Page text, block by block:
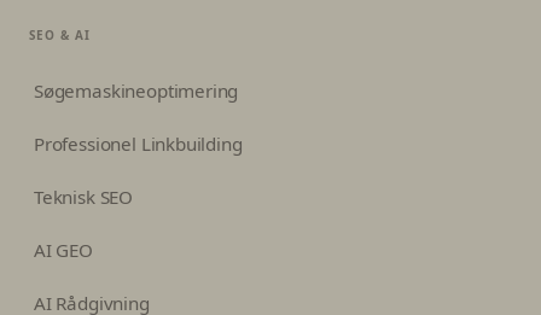
SEO & AI
Søgemaskineoptimering
Professionel Linkbuilding
Teknisk SEO
AI GEO
AI Rådgivning